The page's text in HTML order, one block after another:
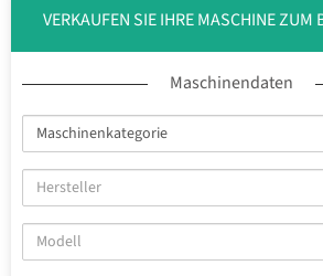
VERKAUFEN SIE IHRE MASCHINE ZUM
Maschinendaten
Maschinenkategorie
Hersteller
Modell